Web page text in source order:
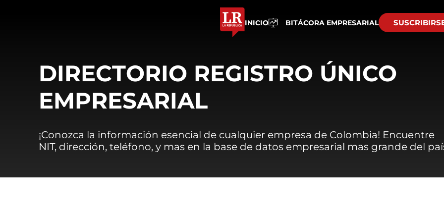
INICIO BITÁCORA EMPRESARIAL
DIRECTORIO REGISTRO ÚNICO
EMPRESARIAL
¡Conozca la información esencial de cualquier empresa de Colombia! Encuentre
NIT, dirección, teléfono, y mas en la base de datos empresarial mas grande del